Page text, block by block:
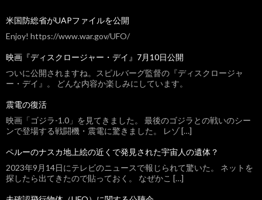
米国防総省がUAPファイルを公開
Enjoy! https://www.war.gov/UFO/
映画『ディスクロージャー・デイ』7月10日公開
ついに公開されますね。スピルバーグ監督の『ディスクロージャ
ー・デイ』。 どんな内容か楽しみにしています。
震電の復活
映画「ゴジラ-1.0」を見てきました。 最後のゴジラとの戦いのシー
ンで登場する戦闘機・震電に驚きました。 レゾ […]
ペルーのナスカ地上絵の近くで発見された宇宙人の遺体？
2023年9月14日にテレビのニュースで報じられて驚いた。 ネットを
探したら出てきたので貼っておく。 なぜかこ […]